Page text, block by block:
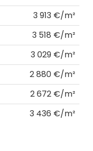
3 913 €/m²
3 518 €/m²
3 029 €/m²
2 880 €/m²
2 672 €/m²
3 436 €/m²